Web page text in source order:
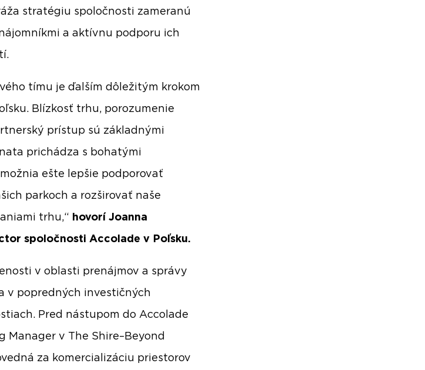
stratégiu spoločnosti zameranú
a aktívnu podporu ich
tímu je ďalším dôležitým krokom
Blízkosť trhu, porozumenie
prístup sú základnými
prichádza s bohatými
ešte lepšie podporovať
parkoch a rozširovať naše
trhu,“ hovorí Joanna
spoločnosti Accolade v Poľsku.
v oblasti prenájmov a správy
v popredných investičných
Pred nástupom do Accolade
Manager v The Shire–Beyond
za komercializáciu priestorov